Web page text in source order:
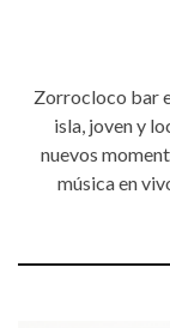
Zorrocloco bar
isla, joven y
nuevos
música en